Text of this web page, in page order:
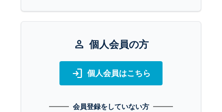
person 個人会員の方
login 個人会員はこちら
会員登録をしていない方